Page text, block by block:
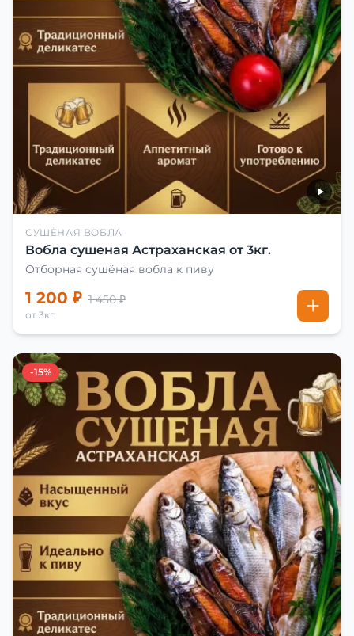
СУШЁНАЯ ВОБЛА
Вобла сушеная Астраханская от 3кг.
Отборная сушёная вобла к пиву
1 200 ₽ 1 450 ₽
от 3кг
-15%